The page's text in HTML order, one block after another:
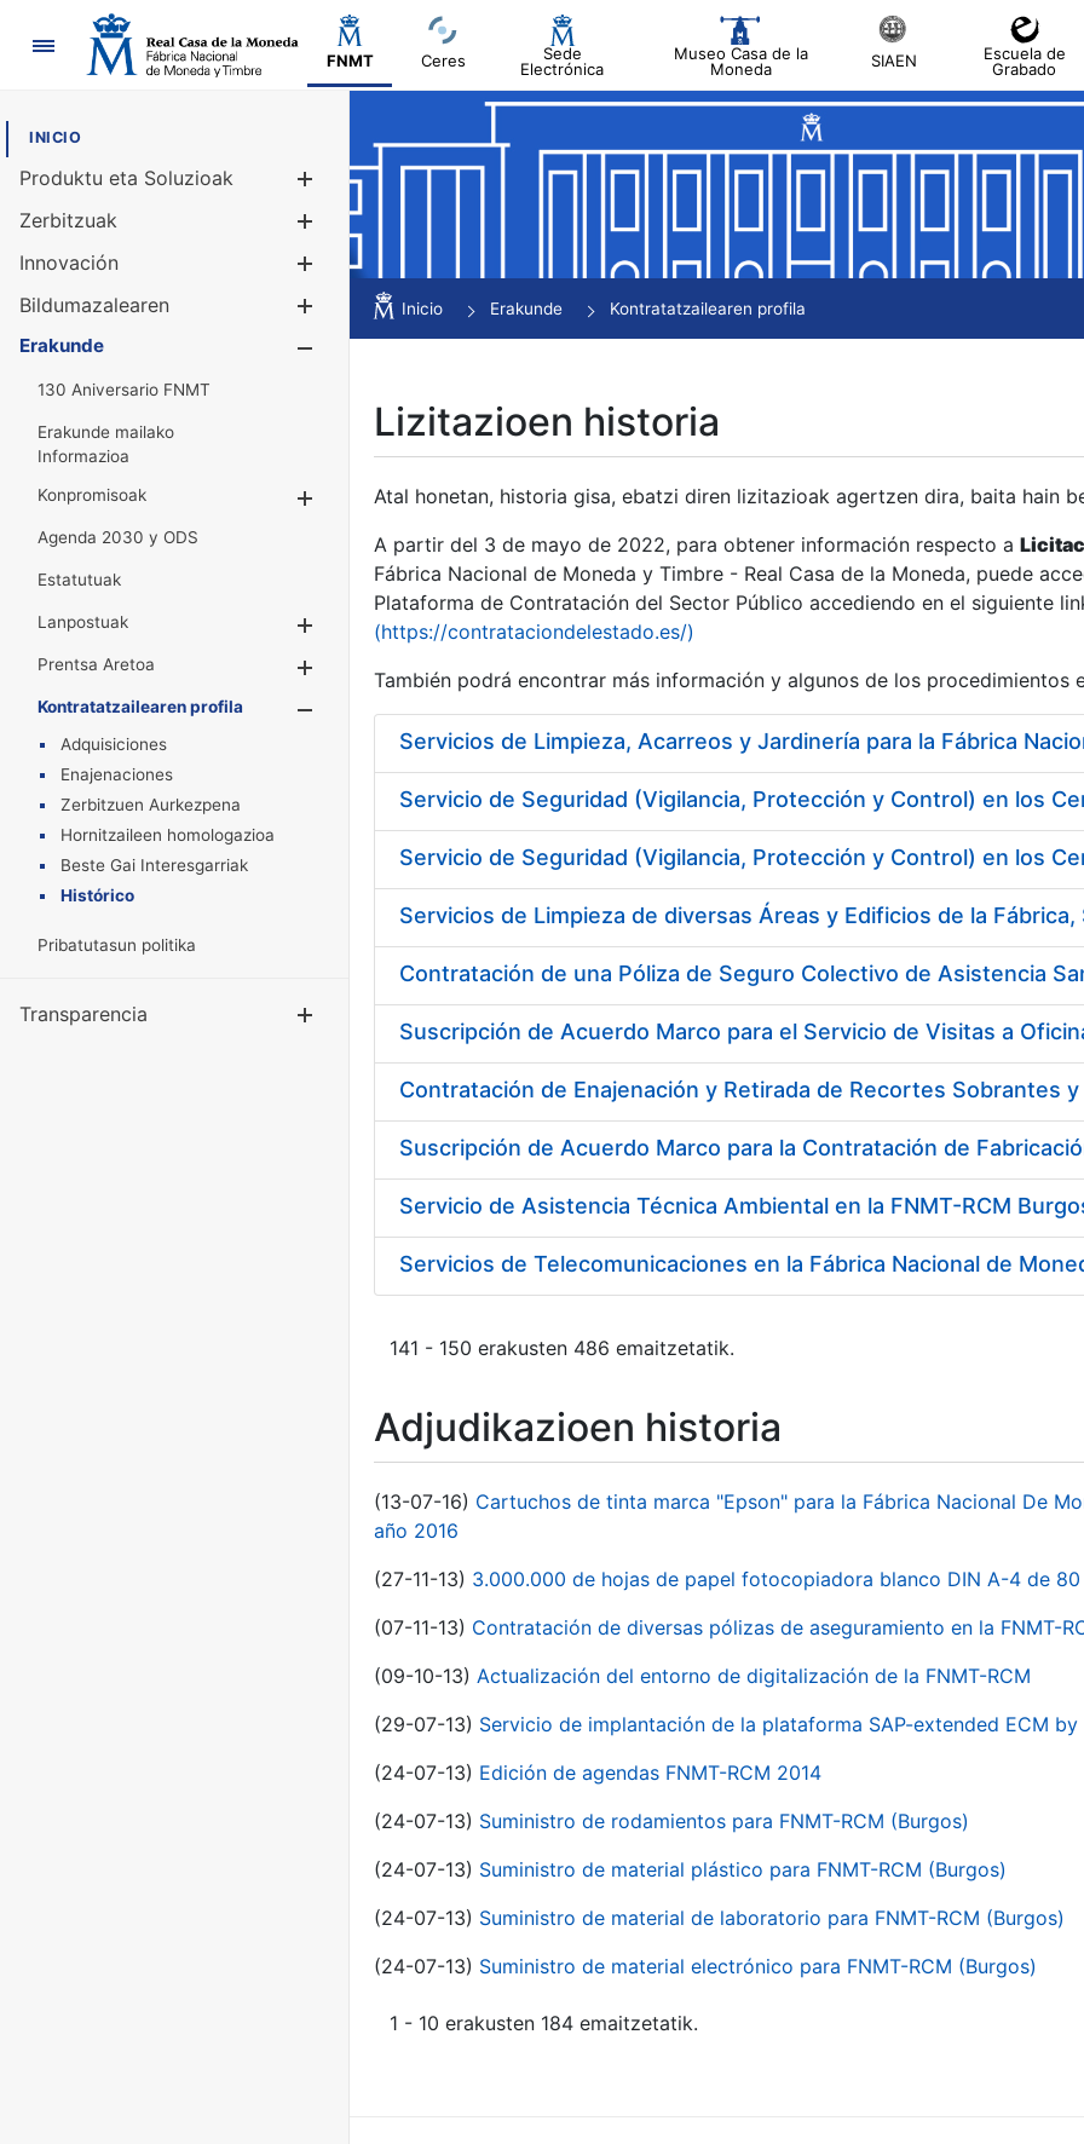
Nabigazioa
FNMT Ceres
Sede
Electrónica
Museo Casa de la
Moneda
SIAEN
Escuela de
Grabado
INICIO
Produktu eta Soluzioak
Erakutsi/Ezkutatu
Zerbitzuak
Innovación
Bildumazalearen
Erakutsi/Ezkutatu
Erakunde
130 Aniversario FNMT
Erakunde mailako
Informazioa
Konpromisoak
Erakutsi/Ezkutatu
Agenda 2030 y ODS
Estatutuak
Lanpostuak
Erakutsi/Ezkutatu
Prentsa Aretoa
Erakutsi/Ezkutatu
Kontratatzailearen profila
Erakutsi/Ezkutatu
Adquisiciones
Enajenaciones
Zerbitzuen Aurkezpena
Hornitzaileen homologazioa
Beste Gai Interesgarriak
Histórico
Pribatutasun politika
Transparencia Erakutsi/Ezkutatu
Inicio Erakunde Kontratatzailearen profila
Lizitazioen historia
Atal honetan, historia gisa, ebatzi diren lizitazioak agertzen dira, baita hain
A partir del 3 de mayo de 2022, para obtener información respecto a
Fábrica Nacional de Moneda y Timbre - Real Casa de la Moneda, puede
Plataforma de Contratación del Sector Público accediendo en el siguiente
(https://contrataciondelestado.es/)
También podrá encontrar más información y algunos de los procedimientos
Servicio de Seguridad (Vigilancia, Protección y Control) en los
Servicio de Seguridad (Vigilancia, Protección y Control) en los
Contratación de una Póliza de Seguro Colectivo de Asistencia
Suscripción de Acuerdo Marco para el Servicio de Visitas a
Suscripción de Acuerdo Marco para la Contratación de
Servicio de Asistencia Técnica Ambiental en la FNMT-RCM
Servicios de Telecomunicaciones en la Fábrica Nacional de
141 - 150 erakusten 486 emaitzetatik.
Adjudikazioen historia
(13-07-16) Cartuchos de tinta marca "Epson" para la Fábrica Nacional De
año 2016
(27-11-13) 3.000.000 de hojas de papel fotocopiadora blanco DIN A-4 de 80
(07-11-13) Contratación de diversas pólizas de aseguramiento en la FNMT-
(09-10-13) Actualización del entorno de digitalización de la FNMT-RCM
(29-07-13) Servicio de implantación de la plataforma SAP-extended ECM by
(24-07-13) Edición de agendas FNMT-RCM 2014
(24-07-13) Suministro de rodamientos para FNMT-RCM (Burgos)
(24-07-13) Suministro de material plástico para FNMT-RCM (Burgos)
(24-07-13) Suministro de material de laboratorio para FNMT-RCM (Burgos)
(24-07-13) Suministro de material electrónico para FNMT-RCM (Burgos)
1 - 10 erakusten 184 emaitzetatik.